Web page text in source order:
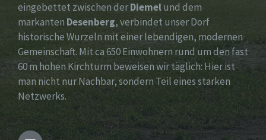
eingebettet zwischen derDiemelund dem
markanten Desenberg, verbindet unser Dorf
historische Wurzeln mit einer lebendigen, modernen
Gemeinschaft. Mit ca 650 Einwohnern rund um den fast
60 m hohen Kirchturm beweisen wir täglich: Hier ist
man nicht nur Nachbar, sondern Teil eines starken
Netzwerks.